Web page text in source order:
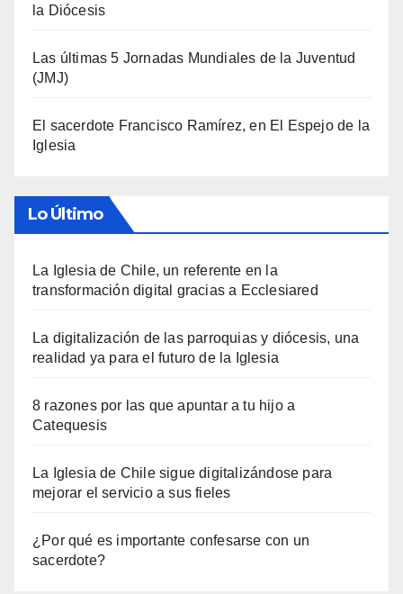
la Diócesis
Las últimas 5 Jornadas Mundiales de la Juventud
(JMJ)
El sacerdote Francisco Ramírez, en El Espejo de la
Iglesia
Lo Último
La Iglesia de Chile, un referente en la
transformación digital gracias a Ecclesiared
La digitalización de las parroquias y diócesis, una
realidad ya para el futuro de la Iglesia
8 razones por las que apuntar a tu hijo a
Catequesis
La Iglesia de Chile sigue digitalizándose para
mejorar el servicio a sus fieles
¿Por qué es importante confesarse con un
sacerdote?